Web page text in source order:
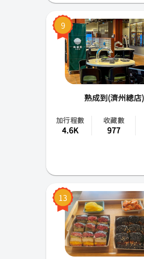
9
熟成到(濟州總店)
加行程數
4.6K
收藏數
977
13